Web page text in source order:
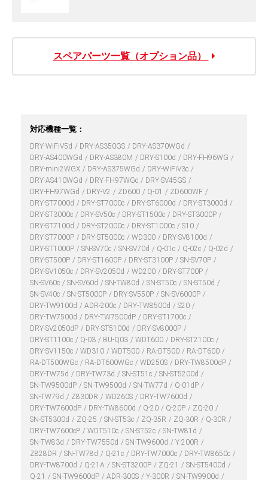
対応機種一覧：
DRY-WiFiV5d DRY-AS350GS
DRY-AS370WGd
DRY-AS400WGd
DRY-AS380M DRY-S100d
DRY-FH96WG
DRY-mini2WGX
DRY-AS375WGd
DRY-WiFiV3c
DRY-AS410WGd
DRY-FH97WGc
DRY-SV45GS
DRY-FH97WGd
DRY-V2 ZD600 Q-01
ZD600WF
DRY-ST7000d
DRY-ST7000c DRY-ST6000d
DRY-ST3000d
DRY-ST3000c
DRY-SV50c DRY-ST1500c
DRY-ST3000P
DRY-ST7100d
DRY-ST2000c DRY-ST1000c
S10
DRY-ST7000P
DRY-ST5000c WD300
DRY-SV8100d
DRY-ST1000P
SN-SV70c SN-SV70d Q-01c Q-02c
Q-02d
DRY-ST500P
DRY-ST1600P DRY-ST3100P
SN-SV70P
DRY-SV1050c
DRY-SV2050d WD200
DRY-ST700P
SN-SV60c
SN-SV60d SN-TW80d SN-ST50c
SN-ST50d
SN-SV40c
SN-ST5000P DRY-SV550P
SN-SV6000P
DRY-TW9100d
ADR-200c DRY-TW8500d
S20
DRY-TW7500d
DRY-TW7500dP
DRY-ST1700c
DRY-SV2050dP
DRY-ST5100d
DRY-SV8000P
DRY-ST1100c
Q-03 BU-Q03 WDT600
DRY-ST2100c
DRY-SV1150c
WD310 WDT500 RA-DT500
RA-DT600
RA-DT500WGc
RA-DT600WGc WD250S
DRY-TW8500dP
DRY-TW75d
DRY-TW73d SN-ST51c
SN-ST5200d
SN-TW9500dP
SN-TW9500d SN-TW77d
Q-01dP
SN-TW79d
Z830DR WD260S
DRY-TW7600d
DRY-TW7600dP
DRY-TW8600d Q-20 Q-20P
ZQ-20
SN-ST5300d
ZQ-25 SN-ST53c ZQ-35R ZQ-30R
Q-30R
DRY-TW7600cP
WDT510c SN-ST52c
SN-TW81d
SN-TW83d
DRY-TW7550d SN-TW9600d
Y-200R
Z828DR
SN-TW78d Q-21c DRY-TW7000c
DRY-TW8650c
DRY-TW8700d
Q-21A SN-ST3200P ZQ-21
SN-ST5400d
Q-21
SN-TW9600dP ADR-300S Y-300R SN-TW9900d
スペアパーツ一覧（オプション品）